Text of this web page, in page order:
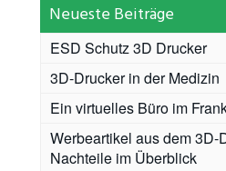
Neueste Beiträge
ESD Schutz 3D Drucker
3D-Drucker in der Medizin
Ein virtuelles Büro im
Werbeartikel aus dem 3D-
Nachteile im Überblick